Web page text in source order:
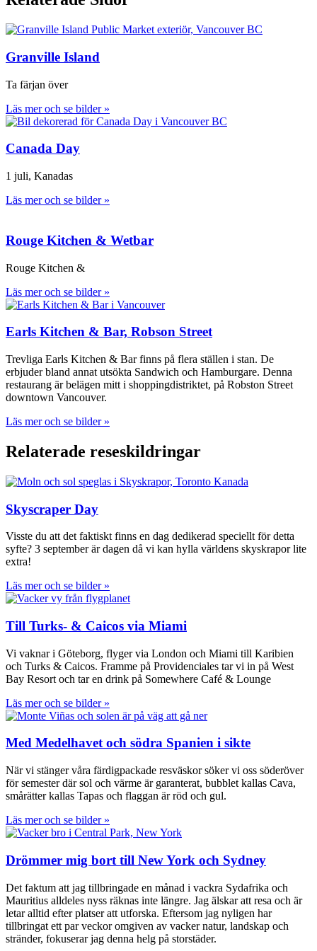
Granville Island
Ta färjan över
Läs mer och se bilder »
Canada Day
1 juli, Kanadas
Läs mer och se bilder »
Rouge Kitchen & Wetbar
Rouge Kitchen &
Läs mer och se bilder »
Earls Kitchen & Bar, Robson Street
Trevliga Earls Kitchen & Bar finns på flera ställen i stan. De
erbjuder bland annat utsökta Sandwich och Hamburgare. Denna
restaurang är belägen mitt i shoppingdistriktet, på Robston Street
downtown Vancouver.
Läs mer och se bilder »
Relaterade reseskildringar
Skyscraper Day
Visste du att det faktiskt finns en dag dedikerad speciellt för detta
syfte? 3 september är dagen då vi kan hylla världens skyskrapor lite
extra!
Läs mer och se bilder »
Till Turks- & Caicos via Miami
Vi vaknar i Göteborg, flyger via London och Miami till Karibien
och Turks & Caicos. Framme på Providenciales tar vi in på West
Bay Resort och tar en drink på Somewhere Café & Lounge
Läs mer och se bilder »
Med Medelhavet och södra Spanien i sikte
När vi stänger våra färdigpackade resväskor söker vi oss söderöver
för semester där sol och värme är garanterat, bubblet kallas Cava,
smårätter kallas Tapas och flaggan är röd och gul.
Läs mer och se bilder »
Drömmer mig bort till New York och Sydney
Det faktum att jag tillbringade en månad i vackra Sydafrika och
Mauritius alldeles nyss räknas inte längre. Jag älskar att resa och är
letar alltid efter platser att utforska. Eftersom jag nyligen har
tillbringat ett par veckor omgiven av vacker natur, landskap och
stränder, fokuserar jag denna helg på storstäder.